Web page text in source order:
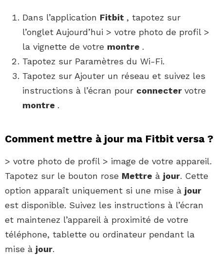
Dans l’application Fitbit , tapotez sur
l’onglet Aujourd’hui > votre photo de profil >
la vignette de votre montre .
Tapotez sur Paramètres du Wi-Fi.
Tapotez sur Ajouter un réseau et suivez les
instructions à l’écran pour connecter votre
montre .
Comment mettre à jour ma Fitbit versa ?
> votre photo de profil > image de votre appareil.
Tapotez sur le bouton rose Mettre à jour. Cette
option apparaît uniquement si une mise à jour
est disponible. Suivez les instructions à l’écran
et maintenez l’appareil à proximité de votre
téléphone, tablette ou ordinateur pendant la
mise à jour.